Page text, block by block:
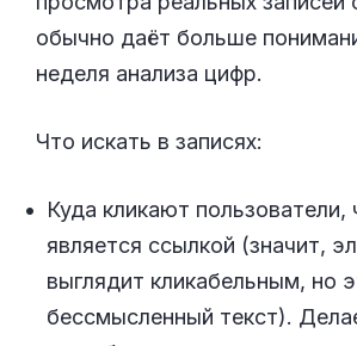
обычно даёт больше
неделя анализа цифр.
Что искать в записях:
Куда кликают пользователи,
является ссылкой (значит,
выглядит кликабельным, но
бессмысленный текст).